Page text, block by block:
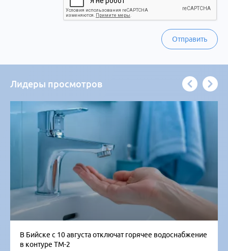
Отправить
Лидеры просмотров
В Бийске с 10 августа отключат горячее водоснабжение
в контуре ТМ-2